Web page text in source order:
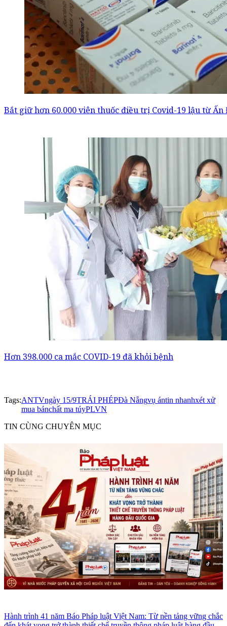
Bắt giữ hơn 60.000 viên thuốc điều trị Covid-19 lậu từ Ấn
Hơn 398.000 ca mắc COVID-19 đã khỏi bệnh
Tags:ANTVngày 15/9TRÁI PHÉPĐà Nẵngvụ ántin nhanhxét xử
mua bánchất ma túyPLVN
TIN CÙNG CHUYÊN MỤC
Hành trình 41 năm Báo Pháp luật Việt Nam: Từ nền tảng vững chắc